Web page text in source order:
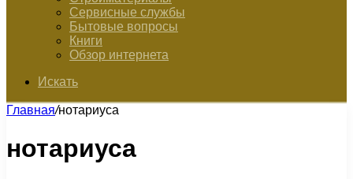
Сервисные службы
Бытовые вопросы
Книги
Обзор интернета
Искать
Главная/нотариуса
нотариуса